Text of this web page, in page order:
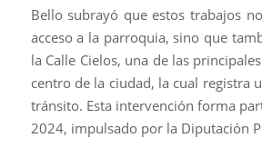
Bello subrayó que estos trabajos
acceso a la parroquia, sino que
la Calle Cielos, una de las
centro de la ciudad, la cual registra
tránsito. Esta intervención forma
2024, impulsado por la Diputación